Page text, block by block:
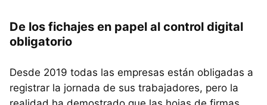
De los fichajes en papel al control digital
obligatorio
Desde 2019 todas las empresas están obligadas a
registrar la jornada de sus trabajadores, pero la